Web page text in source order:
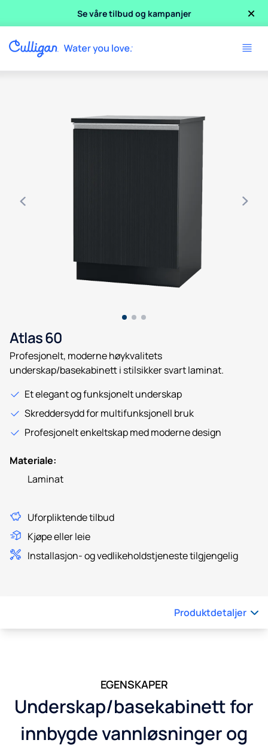
Se våre tilbud og kampanjer ×
Use arrow keys to navigate between product images, or
Atlas 60
Profesjonelt, moderne høykvalitets
underskap/basekabinett i stilsikker svart laminat.
Et elegant og funksjonelt underskap
Skreddersydd for multifunksjonell bruk
Profesjonelt enkeltskap med moderne design
Materiale:
Laminat
Uforpliktende tilbud
Kjøpe eller leie
Installasjon- og vedlikeholdstjeneste tilgjengelig
Produktdetaljer
EGENSKAPER
Underskap/basekabinett for
innbygde vannløsninger og